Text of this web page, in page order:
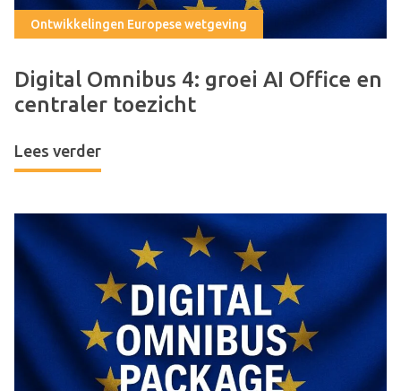
Ontwikkelingen Europese wetgeving
Digital Omnibus 4: groei AI Office en
centraler toezicht
Lees verder